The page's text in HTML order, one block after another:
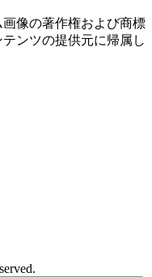
像の著作権および商標
ンツの提供元に帰属し